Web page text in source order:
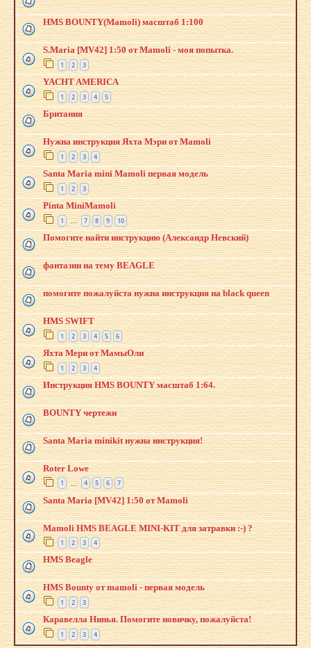
HMS BOUNTY(Mamoli) масштаб 1:100
S.Maria [MV42] 1:50 от Mamoli - моя попытка.
1 2 3
YACHT AMERICA
1 2 3 4 5
Британия
Нужна инструкция Яхта Мэри от Mamoli
1 2 3 4
Santa Maria mini Mamoli первая модель
1 2 3
Pinta MiniMamoli
1 … 7 8 9 10
Помогите найти инструкцию (Александр Невский)
фантазии на тему BEAGLE
помогите пожалуйста нужна инструкция на black queen
HMS SWIFT
1 2 3 4 5 6
Яхта Мери от МамыОли
1 2 3 4
Инструкция HMS BOUNTY масштаб 1:64.
BOUNTY чертежи
Santa Maria minikit нужна инструкция!
Roter Lowe
1 … 4 5 6 7
Santa Maria [MV42] 1:50 от Mamoli
Mamoli HMS BEAGLE MINI-KIT для затравки :-) ?
1 2 3 4
HMS Beagle
HMS Bounty от mamoli - первая модель
1 2 3
Каравелла Нинья. Помогите новичку, пожалуйста!
1 2 3 4